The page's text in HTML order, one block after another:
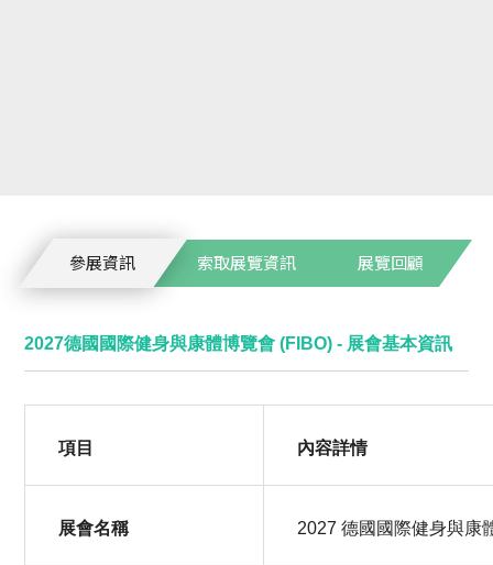
參展資訊 索取展覽資訊 展覽回顧
2027德國國際健身與康體博覽會 (FIBO) - 展會基本資訊
項目 內容詳情
展會名稱 2027 德國國際健身與康